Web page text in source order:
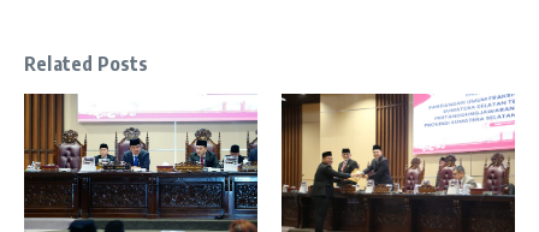
Related Posts